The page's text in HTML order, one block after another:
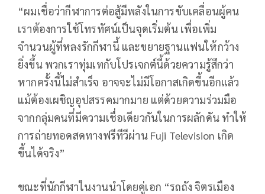
“ผมเชื่อว่ากีฬาการต่อสู้มีพลังในการขับเคลื่อนผู้คน
เราต้องการใช้โทรทัศน์เป็นจุดเริ่มต้น เพื่อเพิ่ม
จำนวนผู้ที่หลงรักกีฬานี้ และขยายฐานแฟนให้กว้าง
ยิ่งขึ้น พวกเราทุ่มเทกับโปรเจกต์นี้ด้วยความรู้สึกว่า
หากครั้งนี้ไม่สำเร็จ อาจจะไม่มีโอกาสเกิดขึ้นอีกแล้ว
แม้ต้องเผชิญอุปสรรคมากมาย แต่ด้วยความร่วมมือ
จากกลุ่มคนที่มีความเชื่อเดียวกันในการผลักดัน ทำให้
การถ่ายทอดสดทางฟรีทีวีผ่าน Fuji Television เกิด
ขึ้นได้จริง”
ขณะที่นักกีฬาในงานนำโดยคู่เอก “รถถัง จิตรเมือง